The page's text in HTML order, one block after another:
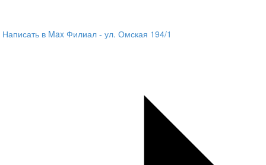
Написать в Max Филиал - ул. Омская 194/1